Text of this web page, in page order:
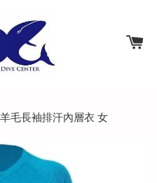
毛長袖排汗內層衣 女